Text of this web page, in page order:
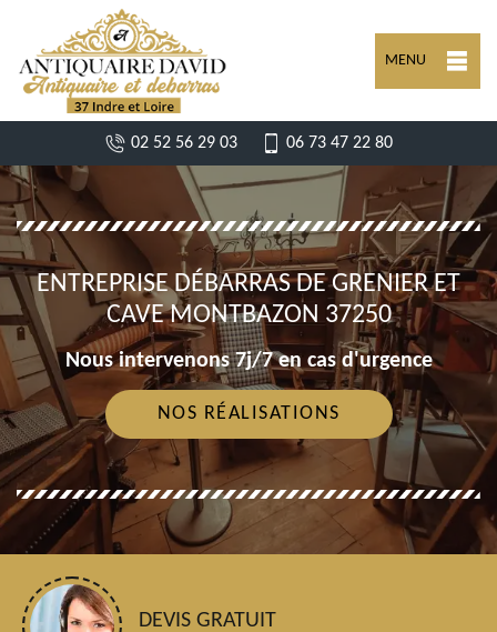
MENU
02 52 56 29 03 06 73 47 22 80
ENTREPRISE DÉBARRAS DE GRENIER ET
CAVE MONTBAZON 37250
Nous intervenons 7j/7 en cas d'urgence
NOS RÉALISATIONS
DEVIS GRATUIT